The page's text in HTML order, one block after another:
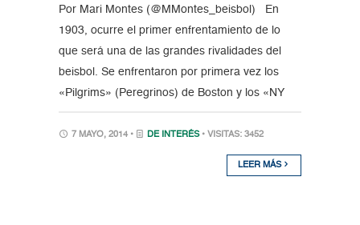
Por Mari Montes (@MMontes_beisbol) En
1903, ocurre el primer enfrentamiento de lo
que será una de las grandes rivalidades del
beisbol. Se enfrentaron por primera vez los
«Pilgrims» (Peregrinos) de Boston y los «NY
7 MAYO, 2014 • DE INTERÉS • VISITAS: 3452
LEER MÁS